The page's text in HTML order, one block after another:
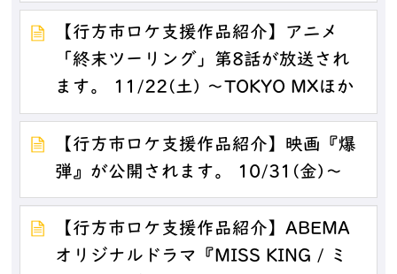
【行方市ロケ支援作品紹介】アニメ
「終末ツーリング」第8話が放送され
ます。 11/22(土) ～TOKYO MXほか
【行方市ロケ支援作品紹介】映画『爆
弾』が公開されます。 10/31(金)～
【行方市ロケ支援作品紹介】ABEMA
オリジナルドラマ『MISS KING / ミ